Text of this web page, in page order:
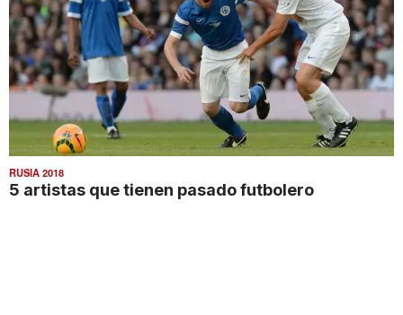
RUSIA 2018
5 artistas que tienen pasado futbolero